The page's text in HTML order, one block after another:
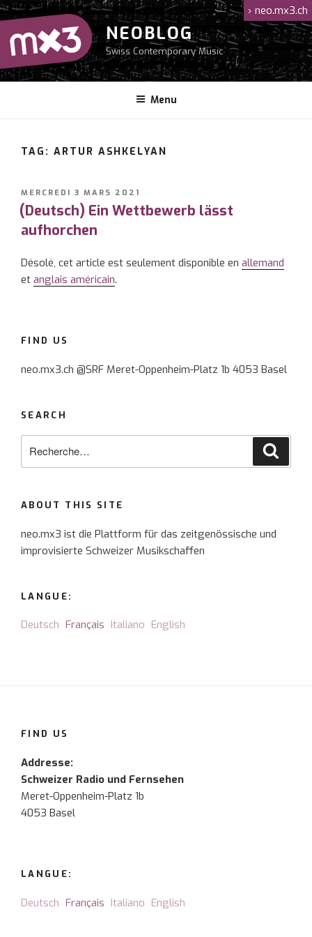
Aller
au
contenu
principal
NEOBLOG
Swiss Contemporary Music
Menu
› neo.mx3.ch
TAG: ARTUR ASHKELYAN
PUBLIÉ
LE
MERCREDI 3 MARS 2021
(Deutsch) Ein Wettbewerb lässt
aufhorchen
Désolé, cet article est seulement disponible en allemand
et anglais américain.
FIND US
neo.mx3.ch @SRF Meret-Oppenheim-Platz 1b 4053 Basel
SEARCH
ABOUT THIS SITE
neo.mx3 ist die Plattform für das zeitgenössische und
improvisierte Schweizer Musikschaffen
LANGUE:
Deutsch Français Italiano English
FIND US
Addresse:
Schweizer Radio und Fernsehen
Meret-Oppenheim-Platz 1b
4053 Basel
LANGUE:
Deutsch Français Italiano English